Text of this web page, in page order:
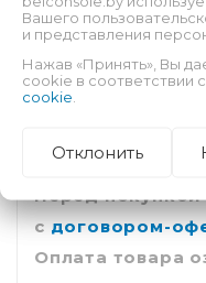
4. Введите 12-
пункт
5. Внутренний
на приобретение
Перед покупкой
сдоговором-
Оплата товара
Вашего
и представления
Нажав «Принять», Вы
cookie в соответствии с
cookie
Отклонить